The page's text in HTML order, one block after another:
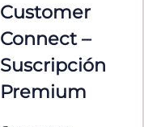
Customer
Connect –
Suscripción
Premium